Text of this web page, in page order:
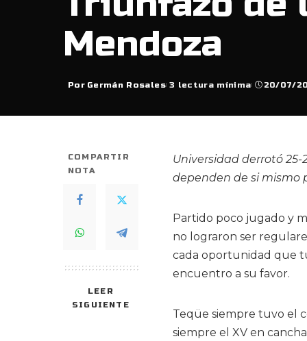
Mendoza
Posted
Por Germán Rosales 3 lectura mínima 20/07/
COMPARTIR
NOTA
LEER
SIGUIENTE
Universidad derrotó 25-
dependen de si mismo
Partido poco jugado y
no lograron ser
cada oportunidad que
encuentro a su favor.
Teqüe siempre tuvo el
siempre el XV en